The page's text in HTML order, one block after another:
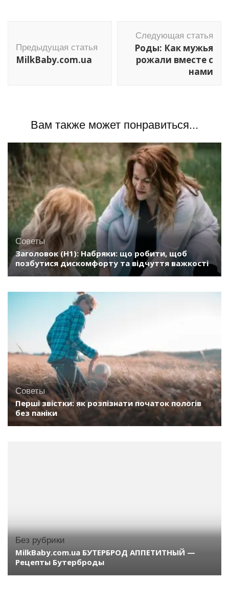
по
записям
Предыдущая статья
MilkBaby.com.ua
Следующая статья
Роды: Как мужья
рожали вместе с
нами
Вам также может понравиться...
Советы
Заголовок (H1): Набряки: що робити, щоб
позбутися дискомфорту та відчуття важкості
Советы
Перші звістки: як розпізнати початок пологів
без паніки
Без рубрики
MilkBaby.com.ua БУТЕРБРОД АППЕТИТНЫЙ —
Рецепты Бутерброды